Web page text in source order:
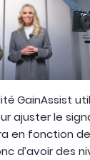
GainAssist
ajuster le
en fonction
d’avoir des